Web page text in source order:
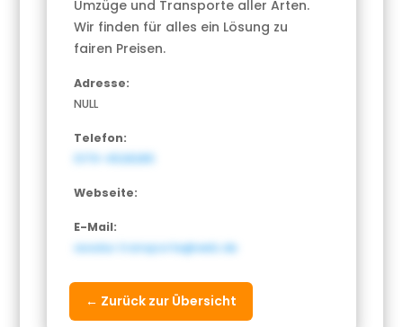
Umzüge und Transporte aller Arten.
Wir finden für alles ein Lösung zu
fairen Preisen.
Adresse:
NULL
Telefon:
0179-4528285
Webseite:
E-Mail:
asadur.transporte@web.de
← Zurück zur Übersicht